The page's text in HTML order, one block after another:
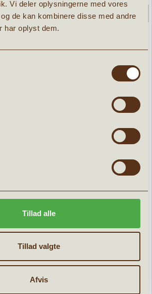
Vi deler oplysningerne med vores
de kan kombinere disse med andre
har oplyst dem.
Tillad alle
Tillad valgte
Afvis